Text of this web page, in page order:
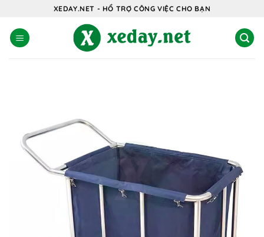
nội
dung
XEDAY.NET - HỔ TRỢ CÔNG VIỆC CHO BẠN